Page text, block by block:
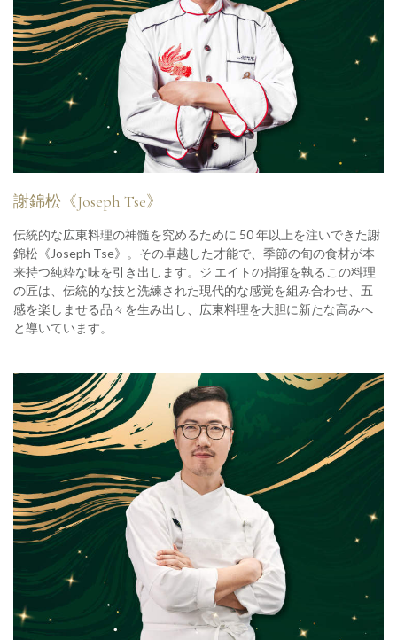
謝錦松《Joseph Tse》
伝統的な広東料理の神髄を究めるために 50 年以上を注いできた謝
錦松《Joseph Tse》。その卓越した才能で、季節の旬の食材が本
来持つ純粋な味を引き出します。ジ エイトの指揮を執るこの料理
の匠は、伝統的な技と洗練された現代的な感覚を組み合わせ、五
感を楽しませる品々を生み出し、広東料理を大胆に新たな高みへ
と導いています。